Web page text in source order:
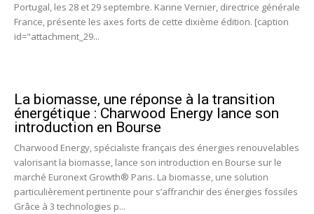
Portugal, les 28 et 29 septembre. Karine Vernier, directrice générale
France, présente les axes forts de cette dixième édition. [caption
id="attachment_29...
La biomasse, une réponse à la transition
énergétique : Charwood Energy lance son
introduction en Bourse
Charwood Energy, spécialiste français des énergies renouvelables
valorisant la biomasse, lance son introduction en Bourse sur le
marché Euronext Growth® Paris. La biomasse, une solution
particulièrement pertinente pour s’affranchir des énergies fossiles
Grâce à 3 technologies p...